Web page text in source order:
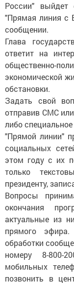
России" выйдет
"Прямая линия с
сообщении.
Глава
ответит на
экономической
обстановки.
Задать свой
отправив СМС
либо
"Прямой линии"
социальных
этом году с их
только
президенту,
Вопросы
окончания
актуальные из
прямого
обработки
номеру 8-800-
мобильных
позвонить в